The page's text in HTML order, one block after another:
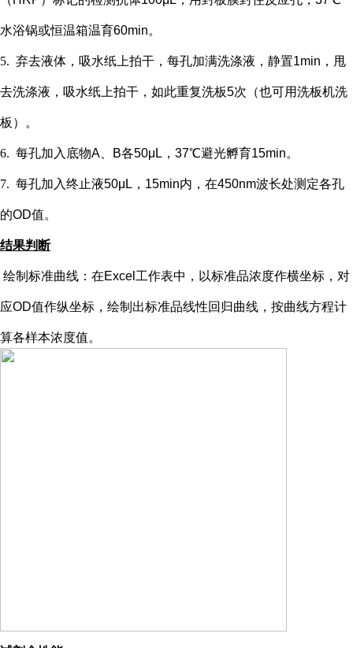
水浴锅或恒温箱温育60min。
5. 弃去液体，吸水纸上拍干，每孔加满洗涤液，静置1min，甩
去洗涤液，吸水纸上拍干，如此重复洗板5次（也可用洗板机洗
板）。
6. 每孔加入底物A、B各50μL，37℃避光孵育15min。
7. 每孔加入终止液50μL，15min内，在450nm波长处测定各孔
的OD值。
结果判断
绘制标准曲线：在Excel工作表中，以标准品浓度作横坐标，对
应OD值作纵坐标，绘制出标准品线性回归曲线，按曲线方程计
算各样本浓度值。